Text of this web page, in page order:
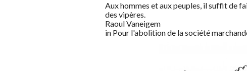
Aux hommes et aux peuples, il suffit de
des vipères.
Raoul Vaneigem
in Pour l'abolition de la société